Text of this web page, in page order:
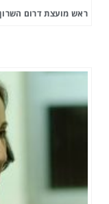
ראש מועצת דרום